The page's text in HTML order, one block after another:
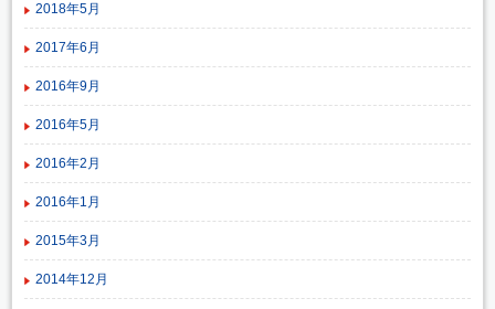
2018年5月
2017年6月
2016年9月
2016年5月
2016年2月
2016年1月
2015年3月
2014年12月